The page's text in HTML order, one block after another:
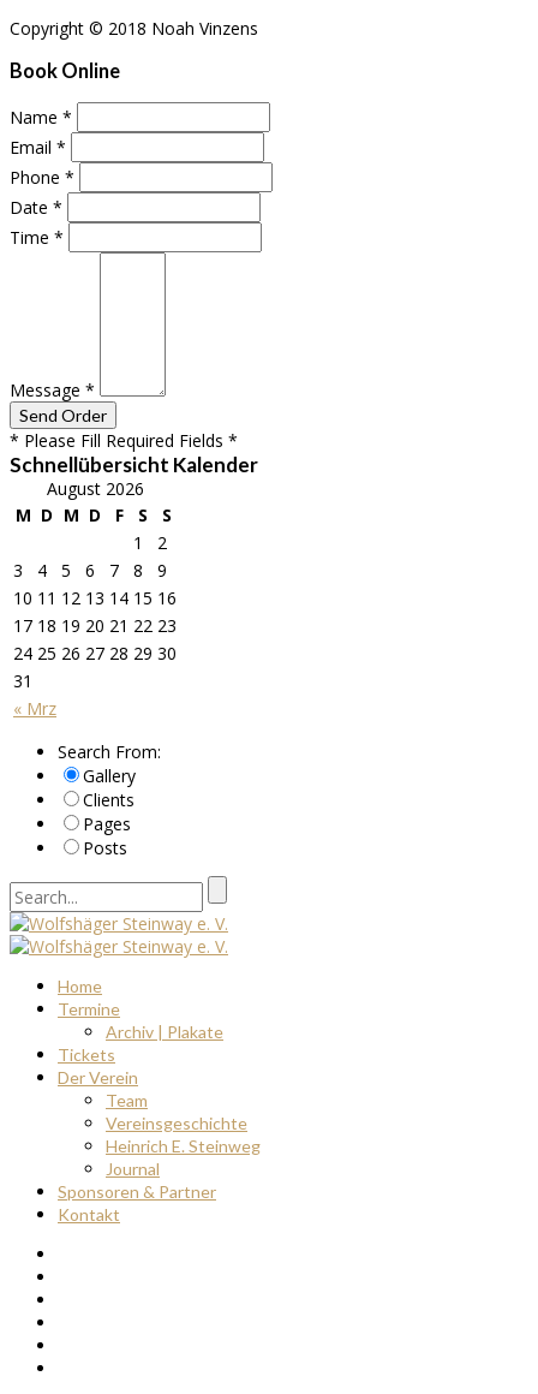
Copyright © 2018 Noah Vinzens
Book Online
Name *
Email *
Phone *
Date *
Time *
Message *
* Please Fill Required Fields *
Schnellübersicht Kalender
August 2026
M D M D F S S
« Mrz
1
2
3
4 5 6 7 8
9
10 11 12 13 14 15 16
17 18 19 20 21 22 23
24 25 26 27 28 29 30
31
Search From:
Gallery
Clients
Pages
Posts
Home
Termine
Archiv | Plakate
Tickets
Der Verein
Team
Vereinsgeschichte
Heinrich E. Steinweg
Journal
Sponsoren & Partner
Kontakt